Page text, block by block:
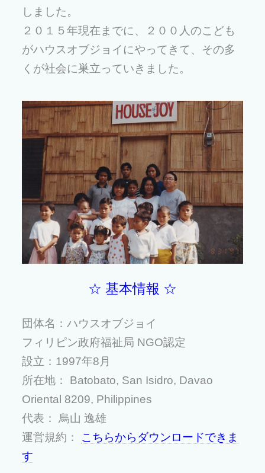
しました。
２０１５年現在までに、２００人のこども
がハウスオブジョイにやってきて、その多
くが社会に巣立っていきました。
☆ 基本情報 ☆
団体名：ハウスオブジョイ
フィリピン政府福祉局 NGO認定
設立：1997年8月
所在地： Batobato, San Isidro, Davao
Oriental 8209, Philippines
代表： 烏山 逸雄
運営規約： こちらからダウンロードできま
す